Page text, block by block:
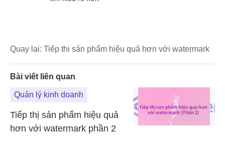
Quay lại: Tiếp thị sản phẩm hiệu quả hơn với watermark
Bài viết liên quan
Quản lý kinh doanh
Tiếp thị sản phẩm hiệu quả
hơn với watermark phần 2